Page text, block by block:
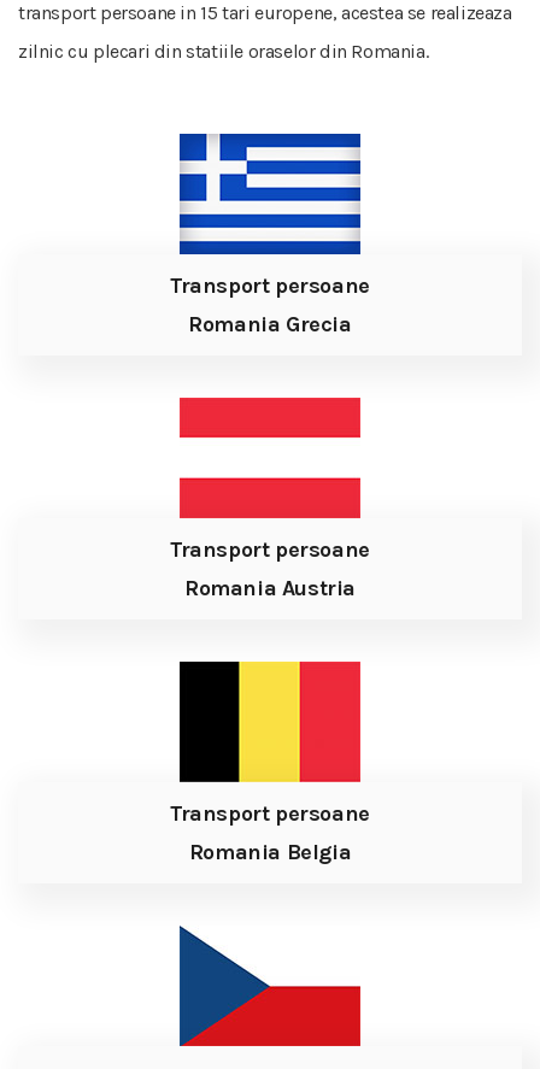
transport persoane in 15 tari europene, acestea se realizeaza
zilnic cu plecari din statiile oraselor din Romania.
Transport persoane
Romania Grecia
Transport persoane
Romania Austria
Transport persoane
Romania Belgia